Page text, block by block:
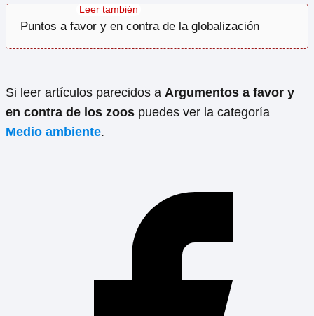
Puntos a favor y en contra de la globalización
Si leer artículos parecidos a Argumentos a favor y
en contra de los zoos puedes ver la categoría
Medio ambiente.